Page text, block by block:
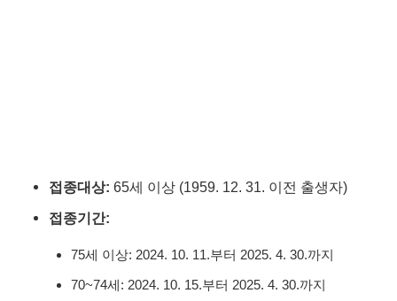
접종대상: 65세 이상 (1959. 12. 31. 이전 출생자)
접종기간:
75세 이상: 2024. 10. 11.부터 2025. 4. 30.까지
70~74세: 2024. 10. 15.부터 2025. 4. 30.까지